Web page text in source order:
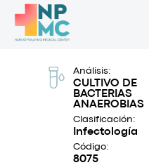
Análisis:
CULTIVO DE
BACTERIAS
ANAEROBIAS
Clasificación:
Infectología
Código:
8075